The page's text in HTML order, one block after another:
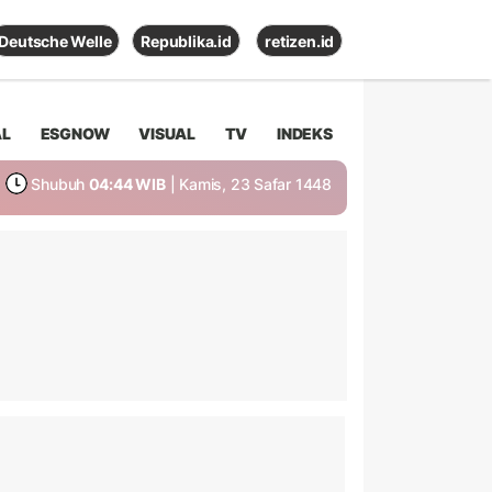
Deutsche Welle Republika.id retizen.id
ESGNOW VISUAL TV INDEKS
Shubuh 04:44 WIB | Kamis, 23 Safar 1448